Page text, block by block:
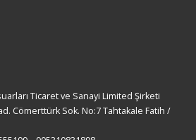
Ticaret ve Sanayi Limited Şirketi
Cömerttürk Sok. No:7 Tahtakale Fatih /